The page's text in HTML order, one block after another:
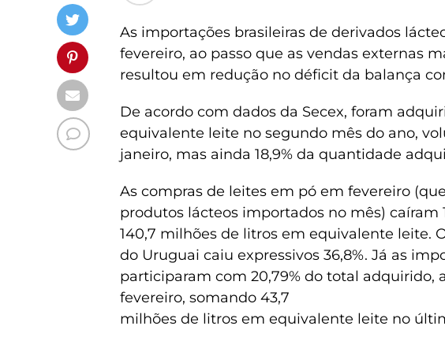
As importações brasileiras de derivados
fevereiro, ao passo que as vendas externas
resultou em redução no déficit da balança
De acordo com dados da Secex, foram
equivalente leite no segundo mês do ano,
janeiro, mas ainda 18,9% da quantidade
As compras de leites em pó em fevereiro
produtos lácteos importados no mês) caíram
140,7 milhões de litros em equivalente leite.
do Uruguai caiu expressivos 36,8%. Já as
participaram com 20,79% do total adquirido,
fevereiro, somando 43,7
milhões de litros em equivalente leite no